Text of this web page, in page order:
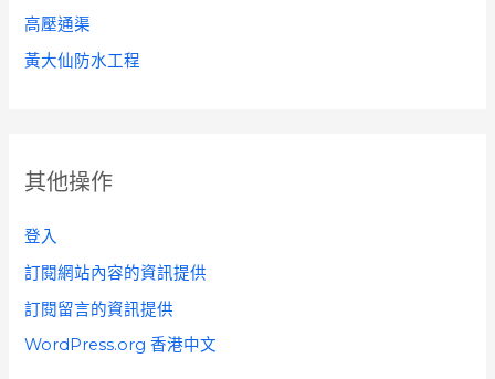
高壓通渠
黃大仙防水工程
其他操作
登入
訂閱網站內容的資訊提供
訂閱留言的資訊提供
WordPress.org 香港中文